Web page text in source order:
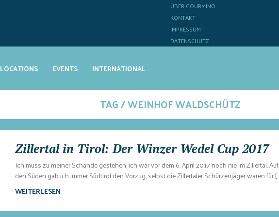
ÜBER GOURMINO
KONTAKT
IMPRESSUM
DATENSCHUTZ
LOCATIONS EVENTS INTERNATIONAL
TAG / WEINHOF WALDSCHÜTZ
Zillertal in Tirol: Der Winzer Wedel Cup 2017
Ich muss zu meiner Schande gestehen, ich war vor dem 6. April 2017 noch nie im Zillertal.
den Süden gab ich immer Südtirol den Vorzug, selbst die Zillertaler Schürzenjäger waren für
WEITERLESEN